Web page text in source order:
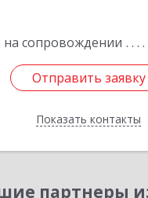
на сопровождении
Отправить заявку
Показать контакты
Отправить заявку
Назад
партнеры